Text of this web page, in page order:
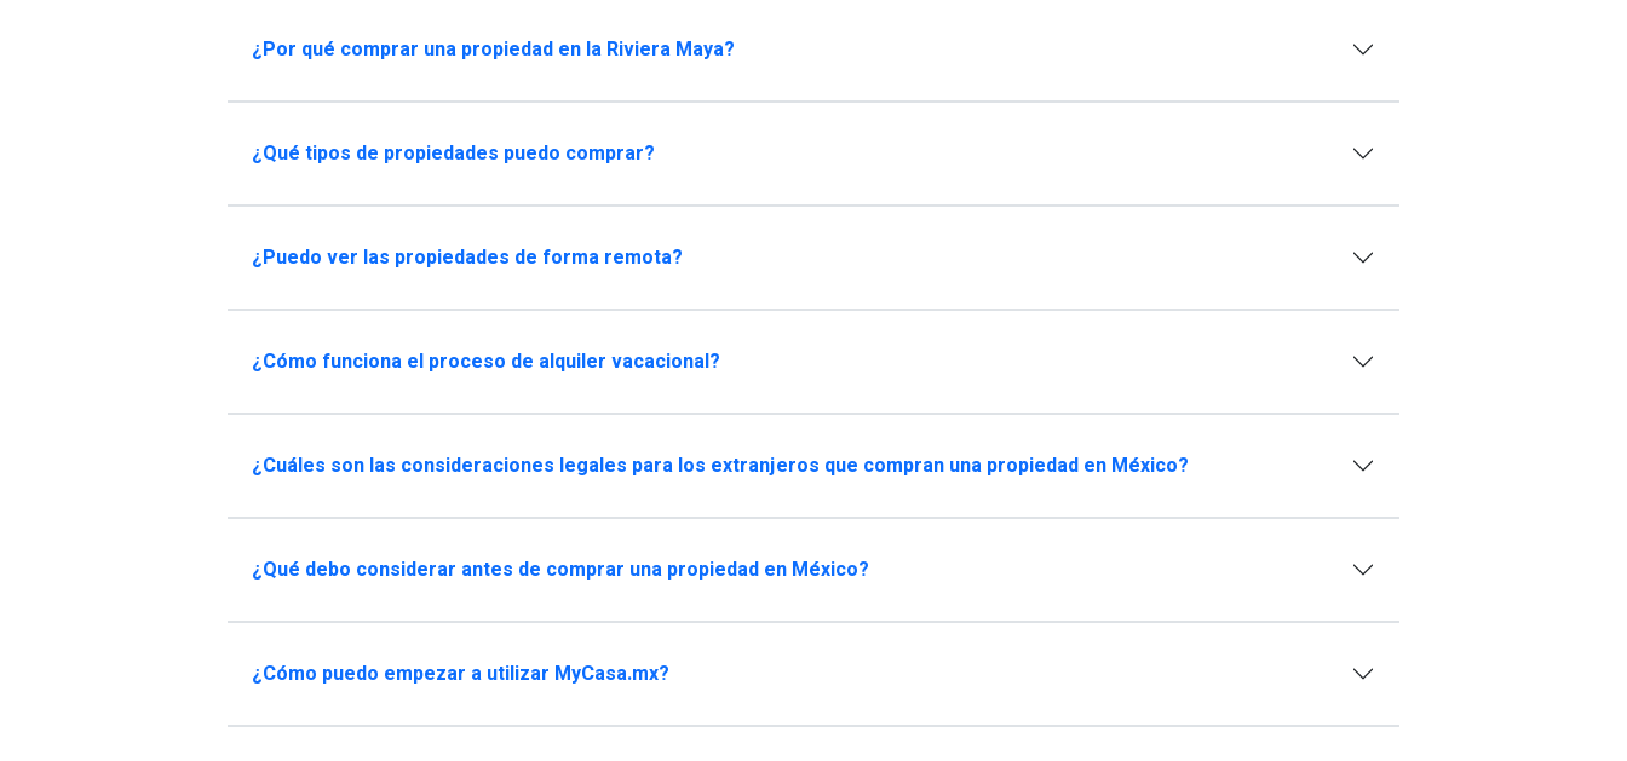
¿Por qué comprar una propiedad en la Riviera Maya?
¿Qué tipos de propiedades puedo comprar?
¿Puedo ver las propiedades de forma remota?
¿Cómo funciona el proceso de alquiler vacacional?
¿Cuáles son las consideraciones legales para los extranjeros que compran una propiedad en México?
¿Qué debo considerar antes de comprar una propiedad en México?
¿Cómo puedo empezar a utilizar MyCasa.mx?